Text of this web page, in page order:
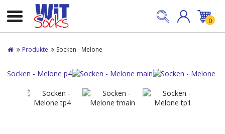
0
Produkte Socken - Melone